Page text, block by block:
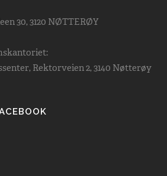
30, 3120 NØTTERØY
Rektorveien 2, 3140 Nøtterøy